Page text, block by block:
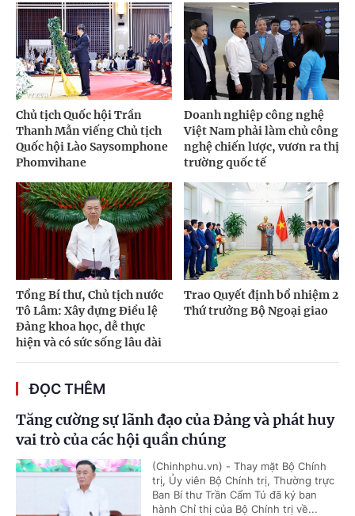
Chủ tịch Quốc hội Trần
Thanh Mẫn viếng Chủ tịch
Quốc hội Lào Saysomphone
Phomvihane
Doanh nghiệp công nghệ
Việt Nam phải làm chủ công
nghệ chiến lược, vươn ra thị
trường quốc tế
Tổng Bí thư, Chủ tịch nước
Tô Lâm: Xây dựng Điều lệ
Đảng khoa học, dễ thực
hiện và có sức sống lâu dài
Trao Quyết định bổ nhiệm 2
Thứ trưởng Bộ Ngoại giao
ĐỌC THÊM
Tăng cường sự lãnh đạo của Đảng và phát huy
vai trò của các hội quần chúng
(Chinhphu.vn) - Thay mặt Bộ Chính
trị, Ủy viên Bộ Chính trị, Thường trực
Ban Bí thư Trần Cẩm Tú đã ký ban
hành Chỉ thị của Bộ Chính trị về...